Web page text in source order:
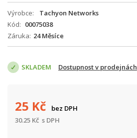
Výrobce
Tachyon Networks
Kód
00075038
Záruka 24 Měsíce
SKLADEM Dostupnost v prodejnách
25 Kč
bez DPH
30.25 Kč s DPH